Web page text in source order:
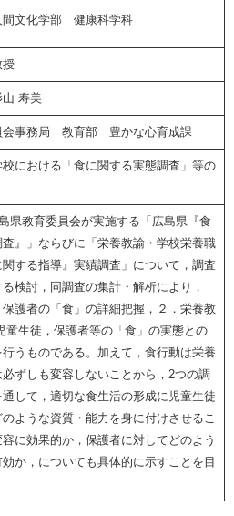
間文化学部 健康科学科
授
山 寿美
会事務局 教育部 豊かな心育成課
における「食に関する実態調査」等の
県教育委員会が実施する 「広島県『食
』」ならびに「栄養教諭・学校栄養職
する指導』実績調査」 について，調査
検討，同調査の集計・解析により，
保護者の「食」の詳細把握，２．栄養教
童生徒，保護者等の「食」の実態との
うものである。加えて， 食行動は栄養
ずしも変容しないことから， 2つの調
して，適切な食生活の形成に 児童生徒
ような資質・能力を身に付けさせるこ
に効果的か，保護者に対してどのよう
か， についても具体的に示すことを目